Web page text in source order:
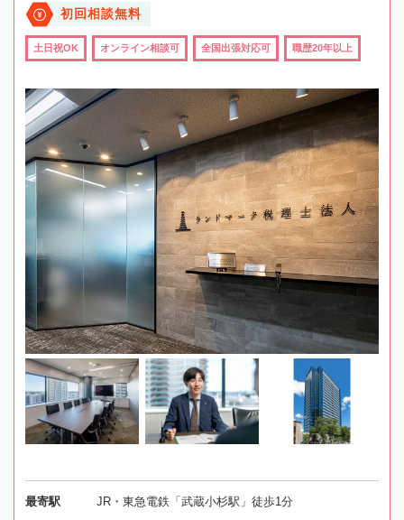
初回相談無料
土日祝OK オンライン相談可 全国出張対応可 職歴20年以上
最寄駅 JR・東急電鉄「武蔵小杉駅」徒歩1分